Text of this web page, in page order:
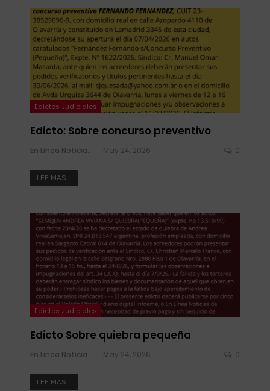
Edictos Judiciales
Edicto: Sobre concurso preventivo
En Linea Noticias May 24, 2026 0
LEE MAS...
Edictos Judiciales
Edicto Sobre quiebra pequeña
En Linea Noticias May 24, 2026 0
LEE MAS...